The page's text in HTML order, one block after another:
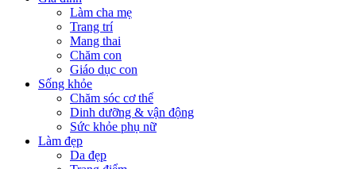
Làm cha mẹ
Trang trí
Mang thai
Chăm con
Giáo dục con
Sống khỏe
Chăm sóc cơ thể
Dinh dưỡng & vận động
Sức khỏe phụ nữ
Làm đẹp
Da đẹp